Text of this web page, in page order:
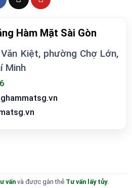
Hàm Mặt Sài Gòn
Kiệt, phường Chợ Lớn,
Minh
vấnvà được gắn thẻ Tư vấn lấy tủy.